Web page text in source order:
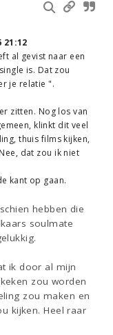
21:12
al gevist naar een
is. Dat zou
je relatie ".
zitten. Nog los van
klinkt dit veel
thuis films kijken,
dat zou ik niet
kant op gaan.
hebben die
soulmate
ik door al mijn
zou worden
zou maken en
kijken. Heel raar